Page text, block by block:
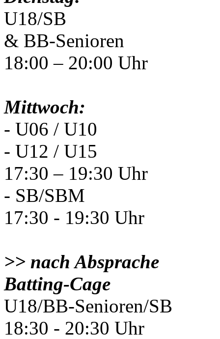
U18/SB
& BB-Senioren
18:00 – 20:00 Uhr
Mittwoch:
- U06 / U10
- U12 / U15
17:30 – 19:30 Uhr
- SB/SBM
17:30 - 19:30 Uhr
>> nach Absprache
Batting-Cage
U18/BB-Senioren/SB
18:30 - 20:30 Uhr